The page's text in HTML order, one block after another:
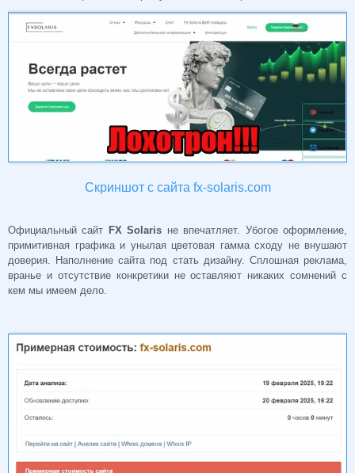
Скриншот с сайта fx-solaris.com
Официальный сайт FX Solaris не впечатляет. Убогое оформление,
примитивная графика и унылая цветовая гамма сходу не внушают
доверия. Наполнение сайта под стать дизайну. Сплошная реклама,
вранье и отсутствие конкретики не оставляют никаких сомнений с
кем мы имеем дело.